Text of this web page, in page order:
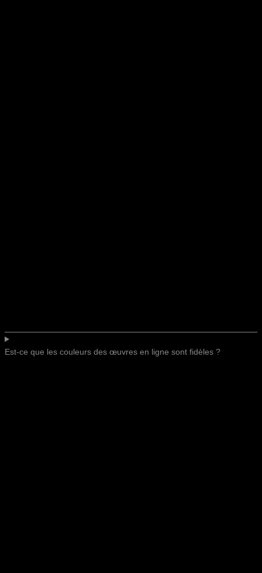
Est-ce que les couleurs des œuvres en ligne sont fidèles ?